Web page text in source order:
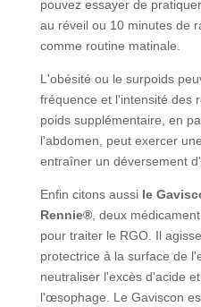
pouvez essayer de
au réveil ou 10 minutes de
comme routine matinale.
L'obésité ou le surpoids
fréquence et l'intensité des
poids supplémentaire, en
l'abdomen, peut exercer
entraîner un déversement
Enfin citons aussi le
Rennie®, deux
pour traiter le RGO. Il
protectrice à la surface de
neutraliser l'excès d'acide
l'œsophage. Le Gaviscon